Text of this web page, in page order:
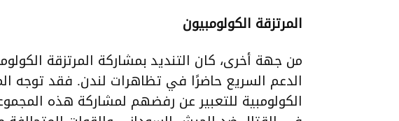
المرتزقة الكولومبيون
من جهة أخرى، كان التنديد بمشاركة المرتزقة
الدعم السريع حاضرًا في تظاهرات لندن. فقد توجه
الكولومبية للتعبير عن رفضهم لمشاركة هذه